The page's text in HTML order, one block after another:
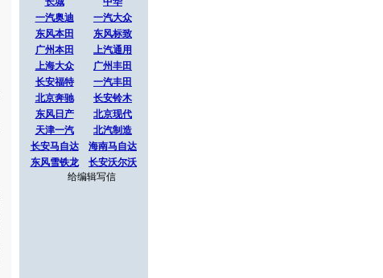
一汽奥迪
一汽大众
东风本田
东风标致
广州本田
上汽通用
上海大众
广州丰田
长安福特
一汽丰田
北京奔驰
长安铃木
东风日产
北京现代
天津一汽
北汽制造
长安马自达
海南马自达
东风雪铁龙
长安沃尔沃
给编辑写信